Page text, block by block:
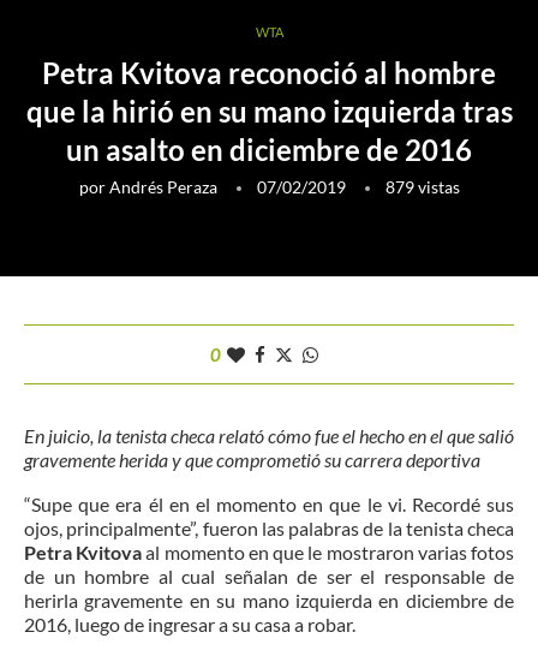
WTA
Petra Kvitova reconoció al hombre
que la hirió en su mano izquierda tras
un asalto en diciembre de 2016
porAndrés Peraza 07/02/2019 879vistas
0
En juicio, la tenista checa relató cómo fue el hecho en el que salió
gravemente herida y que comprometió su carrera deportiva
“Supe que era él en el momento en que le vi. Recordé sus
ojos, principalmente”, fueron las palabras de la tenista checa
Petra Kvitovaal momento en que le mostraron varias fotos
de un hombre al cual señalan de ser el responsable de
herirla gravemente en su mano izquierda en diciembre de
2016, luego de ingresar a su casa a robar.